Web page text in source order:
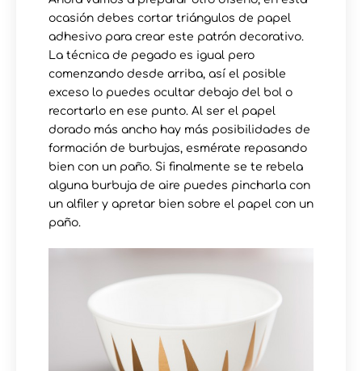
ocasión debes cortar triángulos de papel
adhesivo para crear este patrón decorativo.
La técnica de pegado es igual pero
comenzando desde arriba, así el posible
exceso lo puedes ocultar debajo del bol o
recortarlo en ese punto. Al ser el papel
dorado más ancho hay más posibilidades de
formación de burbujas, esmérate repasando
bien con un paño. Si finalmente se te rebela
alguna burbuja de aire puedes pincharla con
un alfiler y apretar bien sobre el papel con un
paño.